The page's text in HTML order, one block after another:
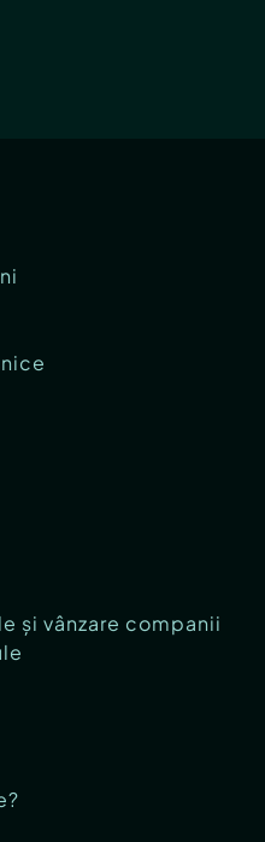
și vânzare companii